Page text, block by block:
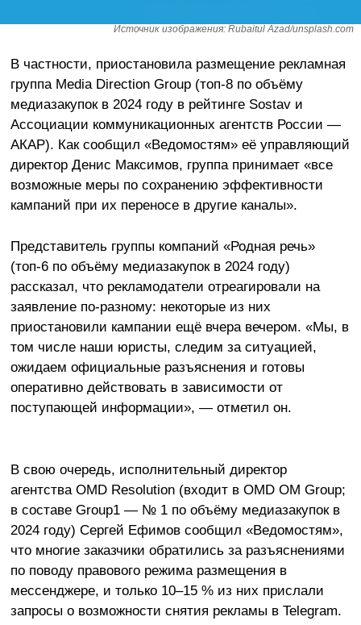
Источник изображения: Rubaitul Azad/unsplash.com
В частности, приостановила размещение рекламная
группа Media Direction Group (топ-8 по объёму
медиазакупок в 2024 году в рейтинге Sostav и
Ассоциации коммуникационных агентств России —
АКАР). Как сообщил «Ведомостям» её управляющий
директор Денис Максимов, группа принимает «все
возможные меры по сохранению эффективности
кампаний при их переносе в другие каналы».
Представитель группы компаний «Родная речь»
(топ-6 по объёму медиазакупок в 2024 году)
рассказал, что рекламодатели отреагировали на
заявление по-разному: некоторые из них
приостановили кампании ещё вчера вечером. «Мы, в
том числе наши юристы, следим за ситуацией,
ожидаем официальные разъяснения и готовы
оперативно действовать в зависимости от
поступающей информации», — отметил он.
В свою очередь, исполнительный директор
агентства OMD Resolution (входит в OMD OM Group;
в составе Group1 — № 1 по объёму медиазакупок в
2024 году) Сергей Ефимов сообщил «Ведомостям»,
что многие заказчики обратились за разъяснениями
по поводу правового режима размещения в
мессенджере, и только 10–15 % из них прислали
запросы о возможности снятия рекламы в Telegram.